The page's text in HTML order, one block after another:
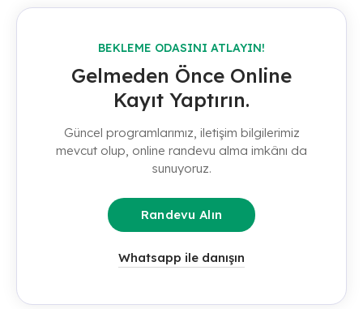
BEKLEME ODASINI ATLAYIN!
Gelmeden Önce Online
Kayıt Yaptırın.
Güncel programlarımız, iletişim bilgilerimiz
mevcut olup, online randevu alma imkânı da
sunuyoruz.
Randevu Alın
Whatsapp ile danışın